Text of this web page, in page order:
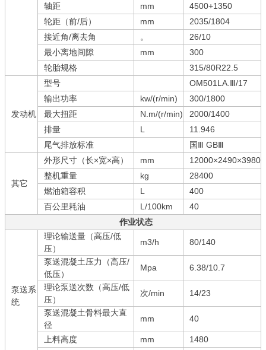
轴距
mm
4500+1350
轮距（前/后）
mm
2035/1804
接近角/离去角
。
26/10
最小离地间隙
mm
300
轮胎规格
315/80R22.5
发动机
型号
OM501LA.Ⅲ/17
输出功率
kw/(r/min)
300/1800
最大扭距
N.m/(r/min)
2000/1400
排量
L
11.946
尾气排放标准
国Ⅲ GBⅢ
其它
外形尺寸（长×宽×高） mm
12000×2490×3980
整机重量
kg
28400
燃油箱容积
L
400
百公里耗油
L/100km
40
作业状态
泵送系
统
理论输送量（高压/低
压）
m3/h 80/140
泵送混凝土压力（高压/
低压）
Mpa 6.38/10.7
理论泵送次数（高压/低
压）
次/min 14/23
泵送混凝土骨料最大直
径
mm 40
上料高度 mm
1480